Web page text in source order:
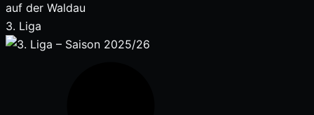
auf der Waldau
3. Liga